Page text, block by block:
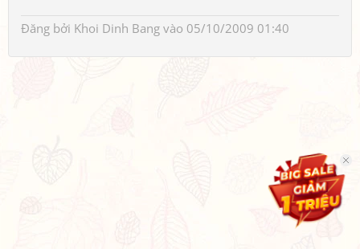
Đăng bởi Khoi Dinh Bang vào 05/10/2009 01:40